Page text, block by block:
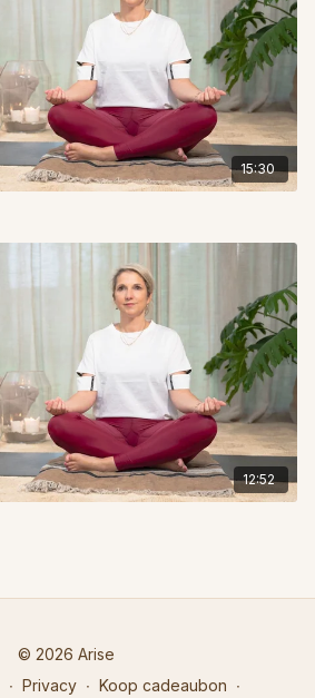
15:30
12:52
© 2026 Arise
∙ Privacy ∙ Koop cadeaubon ∙